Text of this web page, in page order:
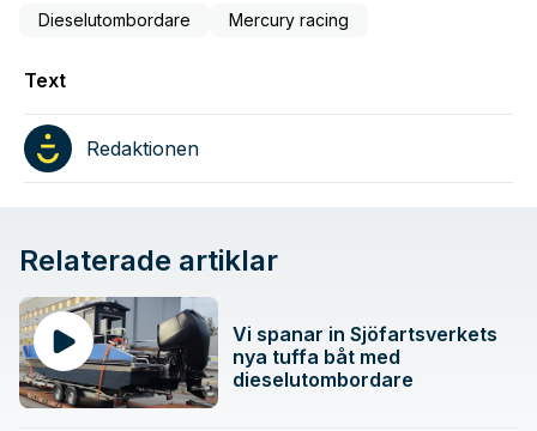
Dieselutombordare Mercury racing
Text
Redaktionen
Relaterade artiklar
Vi spanar in Sjöfartsverkets
nya tuffa båt med
dieselutombordare